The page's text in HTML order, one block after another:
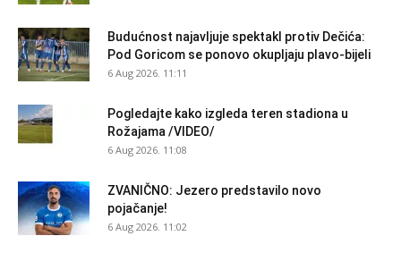
Budućnost najavljuje spektakl protiv Dečića:
Pod Goricom se ponovo okupljaju plavo-bijeli
6 Aug 2026. 11:11
Pogledajte kako izgleda teren stadiona u
Rožajama /VIDEO/
6 Aug 2026. 11:08
ZVANIČNO: Jezero predstavilo novo
pojačanje!
6 Aug 2026. 11:02